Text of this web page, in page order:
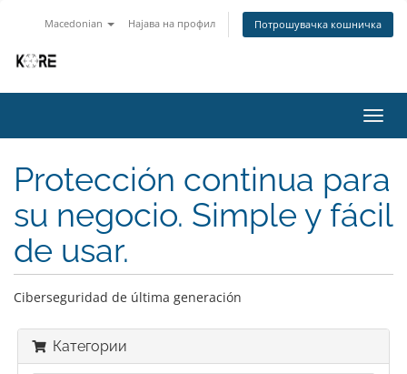
Macedonian Најава на профил Потрошувачка кошничка
ја
Protección continua para
su negocio. Simple y fácil
de usar.
Ciberseguridad de última generación
Категории